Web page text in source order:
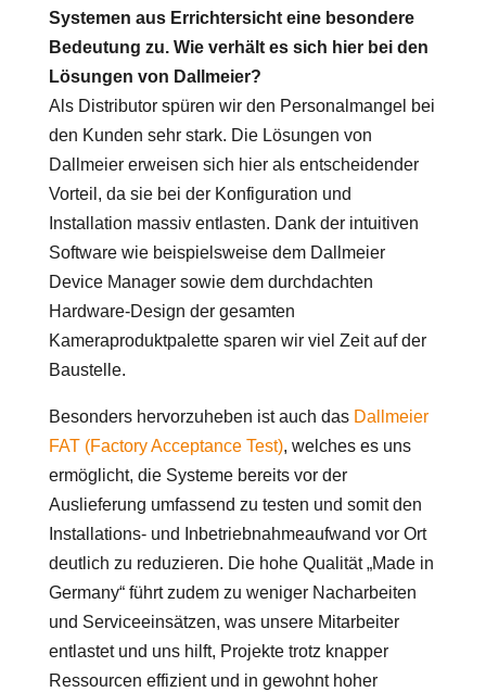
Systemen aus Errichtersicht eine besondere
Bedeutung zu. Wie verhält es sich hier bei den
Lösungen von Dallmeier?
Als Distributor spüren wir den Personalmangel bei
den Kunden sehr stark. Die Lösungen von
Dallmeier erweisen sich hier als entscheidender
Vorteil, da sie bei der Konfiguration und
Installation massiv entlasten. Dank der intuitiven
Software wie beispielsweise dem Dallmeier
Device Manager sowie dem durchdachten
Hardware-Design der gesamten
Kameraproduktpalette sparen wir viel Zeit auf der
Baustelle.
Besonders hervorzuheben ist auch das Dallmeier
FAT (Factory Acceptance Test), welches es uns
ermöglicht, die Systeme bereits vor der
Auslieferung umfassend zu testen und somit den
Installations- und Inbetriebnahmeaufwand vor Ort
deutlich zu reduzieren. Die hohe Qualität „Made in
Germany“ führt zudem zu weniger Nacharbeiten
und Serviceeinsätzen, was unsere Mitarbeiter
entlastet und uns hilft, Projekte trotz knapper
Ressourcen effizient und in gewohnt hoher